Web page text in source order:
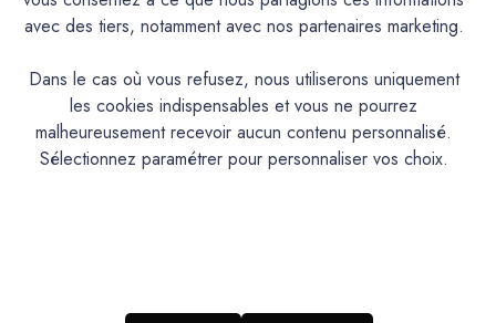
peuvent être utilisées à l’extérieur sauf dans le cas d’une
I.T.E. (Isolation Thermique par l’Extérieur) : BANASTON,
CAGNARD, CAGOLE, CALABRUN, CAMIN, CANAILLE,
CHAVANNE, FRIOUL, GIBASSIER, MALLON, MARCEL,
PAUL, PANISSE, PISTOU, RAVI, ROUSTIDO, SAINTE-
BAUME, SARRIETTE, TERRAIO.
IDEAL POUR… Intérieur/Extérieur
avec des tiers, notamment avec nos partenaires marketing.
Dans le cas où vous refusez, nous utiliserons uniquement
les cookies indispensables et vous ne pourrez
malheureusement recevoir aucun contenu personnalisé.
Sélectionnez paramétrer pour personnaliser vos choix.